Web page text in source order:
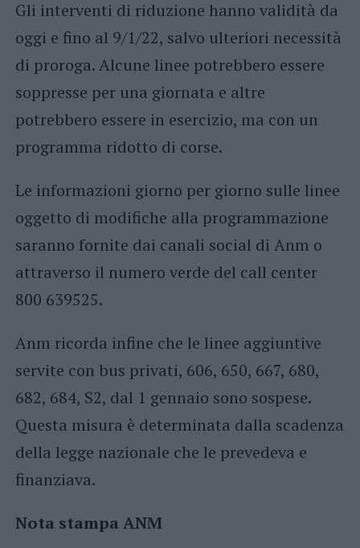
Gli interventi di riduzione hanno validità da
oggi e fino al 9/1/22, salvo ulteriori necessità
di proroga. Alcune linee potrebbero essere
soppresse per una giornata e altre
potrebbero essere in esercizio, ma con un
programma ridotto di corse.
Le informazioni giorno per giorno sulle linee
oggetto di modifiche alla programmazione
saranno fornite dai canali social di Anm o
attraverso il numero verde del call center
800 639525.
Anm ricorda infine che le linee aggiuntive
servite con bus privati, 606, 650, 667, 680,
682, 684, S2, dal 1 gennaio sono sospese.
Questa misura è determinata dalla scadenza
della legge nazionale che le prevedeva e
finanziava.
Nota stampa ANM